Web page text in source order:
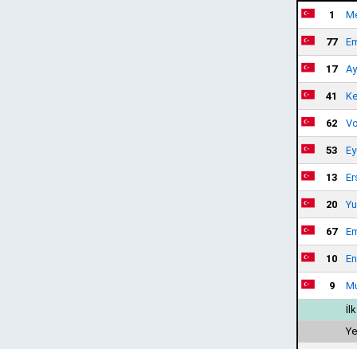
1
77
17
41
62
53
13
20
67
10
9